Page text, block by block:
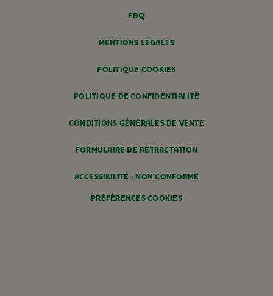
FAQ
MENTIONS LÉGALES
POLITIQUE COOKIES
POLITIQUE DE CONFIDENTIALITÉ
CONDITIONS GÉNÉRALES DE VENTE
FORMULAIRE DE RÉTRACTATION
ACCESSIBILITÉ : NON CONFORME
PRÉFÉRENCES COOKIES